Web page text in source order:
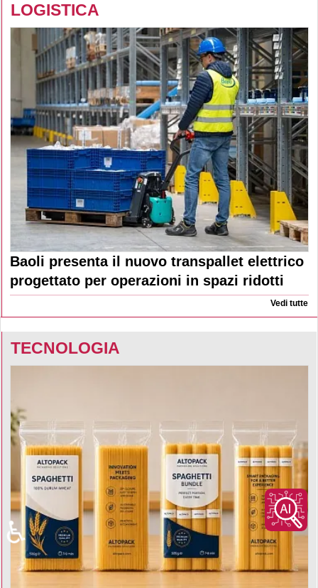
LOGISTICA
Baoli presenta il nuovo transpallet elettrico
progettato per operazioni in spazi ridotti
Vedi tutte
TECNOLOGIA